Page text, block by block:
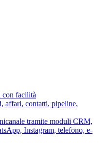
con facilità
affari, contatti, pipeline,
tramite moduli CRM,
Instagram, telefono, e-